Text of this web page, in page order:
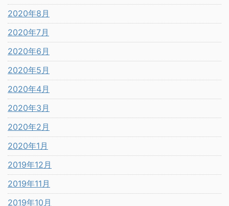
2020年8月
2020年7月
2020年6月
2020年5月
2020年4月
2020年3月
2020年2月
2020年1月
2019年12月
2019年11月
2019年10月